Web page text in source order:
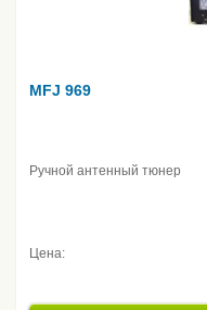
MFJ 969
Ручной антенный тюнер
Цена: